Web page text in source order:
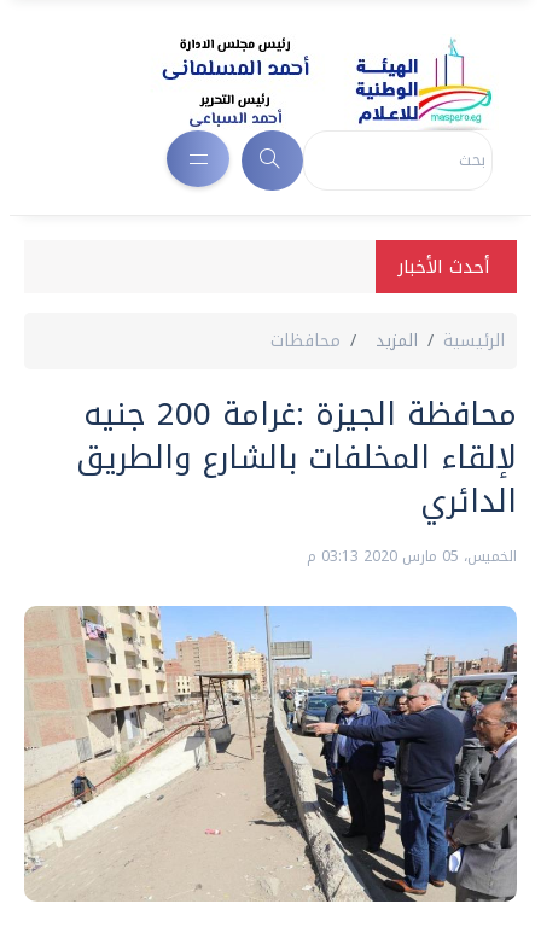
أحدث الأخبار
الرئيسية المزيد محافظات
محافظة الجيزة :غرامة 200 جنيه
لإلقاء المخلفات بالشارع والطريق
الدائري
الخميس، 05 مارس 2020 03:13 م